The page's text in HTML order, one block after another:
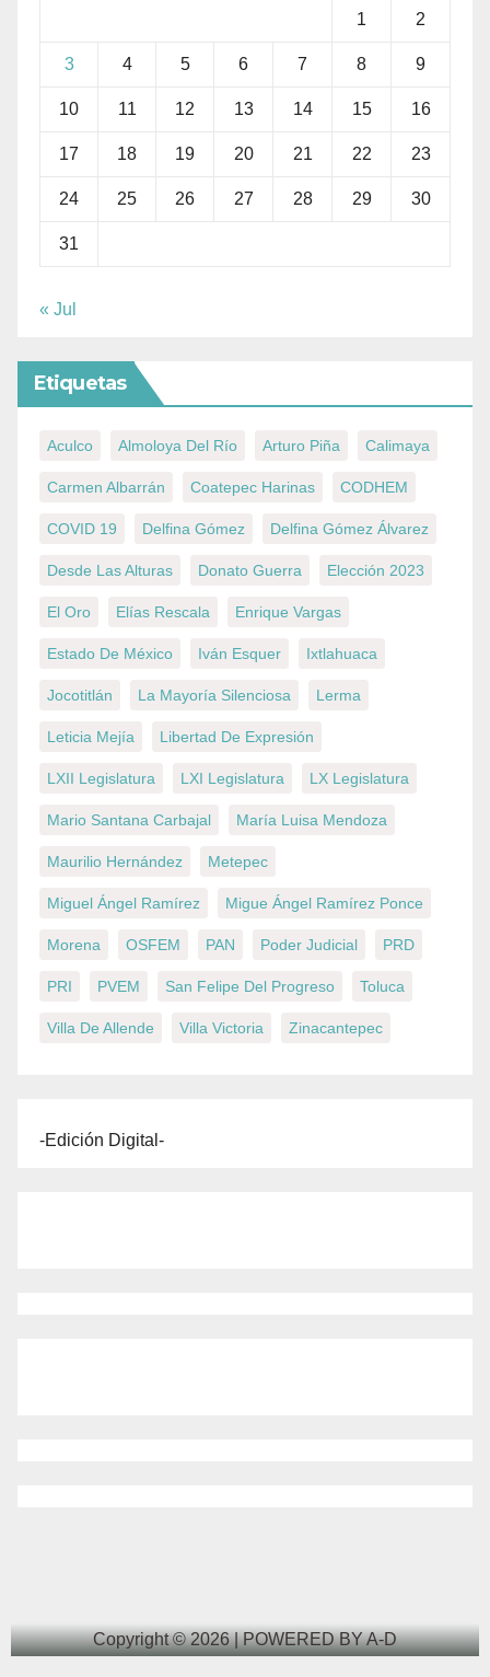
1 2
3 4 5 6 7 8 9
10 11 12 13 14 15 16
17 18 19 20 21 22 23
24 25 26 27 28 29 30
31
« Jul
Etiquetas
Aculco Almoloya Del Río Arturo Piña Calimaya
Carmen Albarrán Coatepec Harinas CODHEM
COVID 19 Delfina Gómez Delfina Gómez Álvarez
Desde Las Alturas Donato Guerra Elección 2023
El Oro Elías Rescala Enrique Vargas
Estado De México Iván Esquer Ixtlahuaca
Jocotitlán La Mayoría Silenciosa Lerma
Leticia Mejía Libertad De Expresión
LXII Legislatura LXI Legislatura LX Legislatura
Mario Santana Carbajal María Luisa Mendoza
Maurilio Hernández Metepec
Miguel Ángel Ramírez Migue Ángel Ramírez Ponce
Morena OSFEM PAN Poder Judicial PRD
PRI PVEM San Felipe Del Progreso Toluca
Villa De Allende Villa Victoria Zinacantepec
-Edición Digital-
Copyright © 2026 | POWERED BY A-D